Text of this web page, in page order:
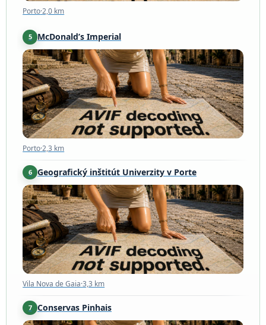
Porto·2,0 km
5 McDonald’s Imperial
Porto·2,3 km
Porto·2,3 km
6 Geografický inštitút Univerzity v Porte
Vila Nova de Gaia·3,3 km
Vila Nova de Gaia·3,3 km
7 Conservas Pinhais